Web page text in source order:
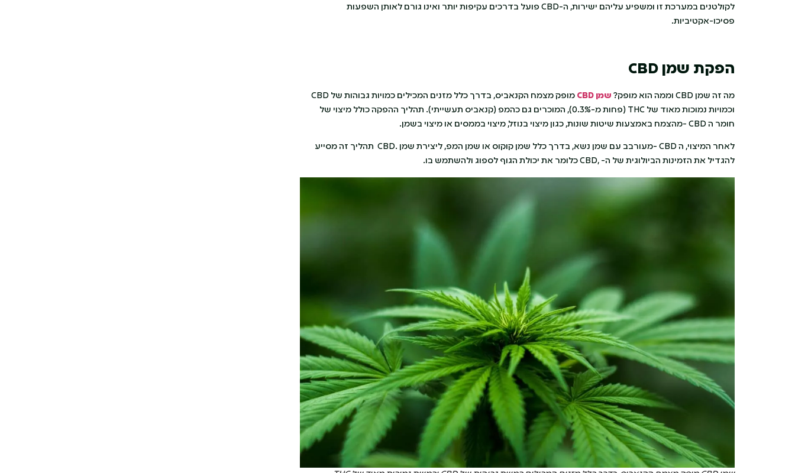
לקולטנים במערכת זו ומשפיע עליהם ישירות, ה-CBD פועל בדרכים עקיפות יותר ואינו גורם לאותן השפעות
פסיכו-אקטיביות.
הפקת שמן
מה זה שמן CBD וממה הוא מופק? שמן CBD
מופק מצמח הקנאביס, בדרך כלל מזנים המכילים כמויות גבוהות של CBD
וכמויות נמוכות מאוד של THC (פחות מ-0.3%), המוכרים גם כהמפ (קנאביס תעשייתי). תהליך ההפקה כולל מיצוי של
חומר ה CBD -מהצמח באמצעות שיטות שונות, כגון מיצוי בנוזל, מיצוי בממסים או מיצוי בשמן.
לאחר המיצוי, ה CBD -מעורבב עם שמן נשא, בדרך כלל שמן קוקוס או שמן המפ, ליצירת שמן .CBD תהליך זה מסייע
להגדיל את הזמינות הביולוגית של ה- ,CBD כלומר את יכולת הגוף לספוג ולהשתמש בו.